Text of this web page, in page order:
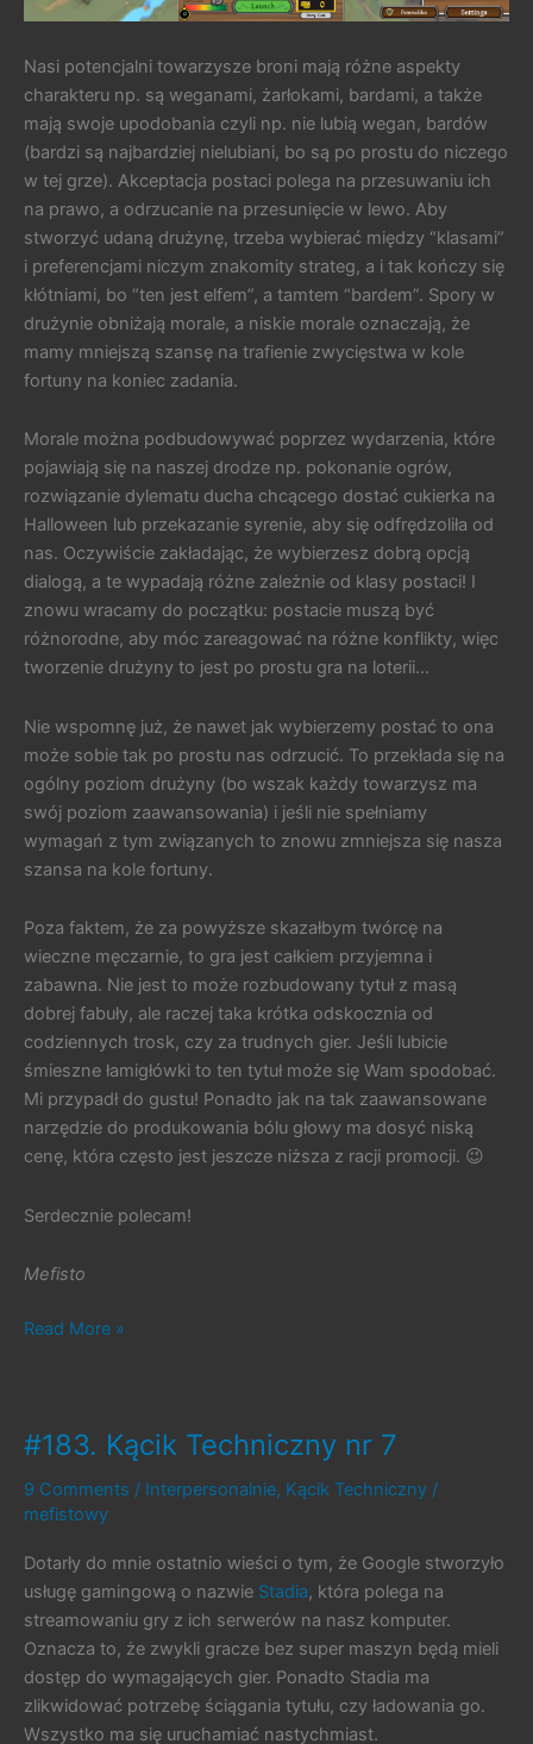
Nasi potencjalni towarzysze broni mają różne aspekty
charakteru np. są weganami, żarłokami, bardami, a także
mają swoje upodobania czyli np. nie lubią wegan, bardów
(bardzi są najbardziej nielubiani, bo są po prostu do niczego
w tej grze). Akceptacja postaci polega na przesuwaniu ich
na prawo, a odrzucanie na przesunięcie w lewo. Aby
stworzyć udaną drużynę, trzeba wybierać między “klasami”
i preferencjami niczym znakomity strateg, a i tak kończy się
kłótniami, bo “ten jest elfem”, a tamtem “bardem”. Spory w
drużynie obniżają morale, a niskie morale oznaczają, że
mamy mniejszą szansę na trafienie zwycięstwa w kole
fortuny na koniec zadania.
Morale można podbudowywać poprzez wydarzenia, które
pojawiają się na naszej drodze np. pokonanie ogrów,
rozwiązanie dylematu ducha chcącego dostać cukierka na
Halloween lub przekazanie syrenie, aby się odfrędzoliła od
nas. Oczywiście zakładając, że wybierzesz dobrą opcją
dialogą, a te wypadają różne zależnie od klasy postaci! I
znowu wracamy do początku: postacie muszą być
różnorodne, aby móc zareagować na różne konflikty, więc
tworzenie drużyny to jest po prostu gra na loterii…
Nie wspomnę już, że nawet jak wybierzemy postać to ona
może sobie tak po prostu nas odrzucić. To przekłada się na
ogólny poziom drużyny (bo wszak każdy towarzysz ma
swój poziom zaawansowania) i jeśli nie spełniamy
wymagań z tym związanych to znowu zmniejsza się nasza
szansa na kole fortuny.
Poza faktem, że za powyższe skazałbym twórcę na
wieczne męczarnie, to gra jest całkiem przyjemna i
zabawna. Nie jest to może rozbudowany tytuł z masą
dobrej fabuły, ale raczej taka krótka odskocznia od
codziennych trosk, czy za trudnych gier. Jeśli lubicie
śmieszne łamigłówki to ten tytuł może się Wam spodobać.
Mi przypadł do gustu! Ponadto jak na tak zaawansowane
narzędzie do produkowania bólu głowy ma dosyć niską
cenę, która często jest jeszcze niższa z racji promocji. 😉
Serdecznie polecam!
Mefisto
#250.
Read More »
#183. Kącik Techniczny nr 7
9 Comments / Interpersonalnie, Kącik Techniczny /
mefistowy
Dotarły do mnie ostatnio wieści o tym, że Google stworzyło
usługę gamingową o nazwie Stadia, która polega na
streamowaniu gry z ich serwerów na nasz komputer.
Oznacza to, że zwykli gracze bez super maszyn będą mieli
dostęp do wymagających gier. Ponadto Stadia ma
zlikwidować potrzebę ściągania tytułu, czy ładowania go.
Wszystko ma się uruchamiać nastychmiast.